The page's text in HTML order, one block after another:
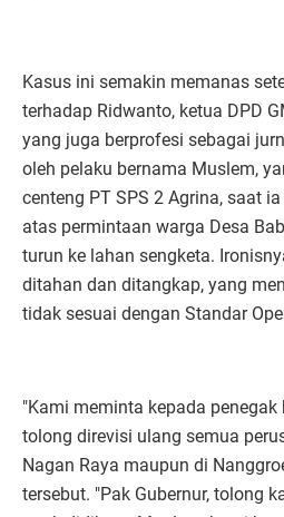
Kasus ini semakin memanas
terhadap Ridwanto, ketua DPD
yang juga berprofesi sebagai
oleh pelaku bernama Muslem,
centeng PT SPS 2 Agrina, saat
atas permintaan warga Desa
turun ke lahan sengketa.
ditahan dan ditangkap, yang
tidak sesuai dengan Standar
"Kami meminta kepada
tolong direvisi ulang semua
Nagan Raya maupun di
tersebut. "Pak Gubernur, tolong